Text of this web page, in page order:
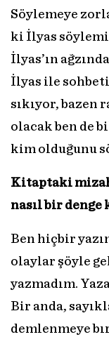
Söylemeye
ki İlyas
İlyas’ın
İlyas ile sohbeti
sıkıyor, bazen
olacak ben de
kim olduğunu
Kitaptaki
nasıl bir
Ben hiçbir
olaylar şöyle
yazmadım.
Bir anda,
demlenmeye